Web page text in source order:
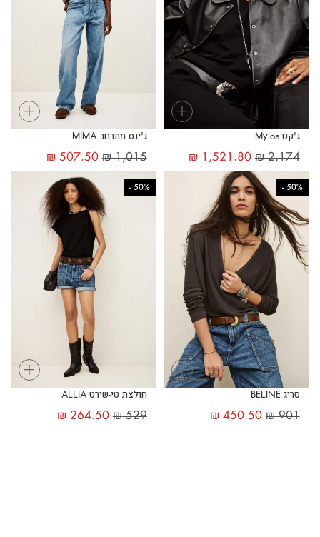
+
ג'קט Mylos
₪2,174
₪ 1,521.80
+
ג'ינס מתרחב MIMA
₪1,015
₪ 507.50
+
50%
-
סריג BELINE
₪901
₪ 450.50
+
50%
-
חולצת טי-שירט ALLIA
₪529
₪ 264.50